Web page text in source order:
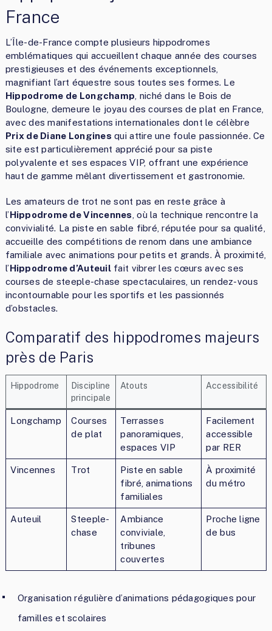
France
L’Île-de-France compte plusieurs hippodromes
emblématiques qui accueillent chaque année des courses
prestigieuses et des événements exceptionnels,
magnifiant l’art équestre sous toutes ses formes. Le
Hippodrome de Longchamp , niché dans le Bois de
Boulogne, demeure le joyau des courses de plat en France,
avec des manifestations internationales dont le célèbre
Prix de Diane Longines qui attire une foule passionnée. Ce
site est particulièrement apprécié pour sa piste
polyvalente et ses espaces VIP, offrant une expérience
haut de gamme mêlant divertissement et gastronomie.
Les amateurs de trot ne sont pas en reste grâce à
l’Hippodrome de Vincennes , où la technique rencontre la
convivialité. La piste en sable fibré, réputée pour sa qualité,
accueille des compétitions de renom dans une ambiance
familiale avec animations pour petits et grands. À proximité,
l’Hippodrome d’Auteuilfait vibrer les cœurs avec ses
courses de steeple-chase spectaculaires, un rendez-vous
incontournable pour les sportifs et les passionnés
d’obstacles.
Comparatif des hippodromes majeurs
près de Paris
Hippodrome
Discipline
principale
Atouts Accessibilité
Longchamp
Courses
de plat
Terrasses
panoramiques,
espaces VIP
Facilement
accessible
par RER
Vincennes Trot
Piste en sable
fibré, animations
familiales
À proximité
du métro
Auteuil
Steeple-
chase
Ambiance
conviviale,
tribunes
couvertes
Proche ligne
de bus
Organisation régulière d’animations pédagogiques pour
familles et scolaires